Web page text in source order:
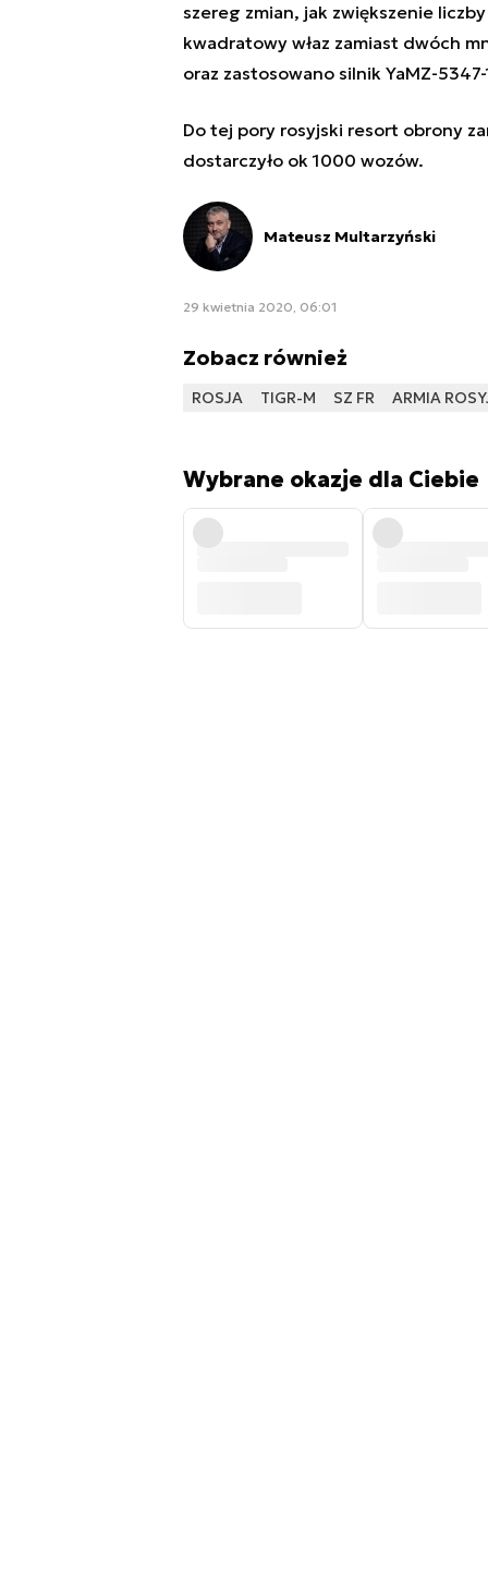
szereg zmian, jak zwiększenie
kwadratowy właz zamiast dwóch
oraz zastosowano silnik YaMZ-
Do tej pory rosyjski resort obrony
dostarczyło ok 1000 wozów.
Mateusz Multarzyński
29 kwietnia 2020, 06:01
Zobacz również
ROSJA TIGR-M SZ FR ARMIA
Wybrane okazje dla Ciebie